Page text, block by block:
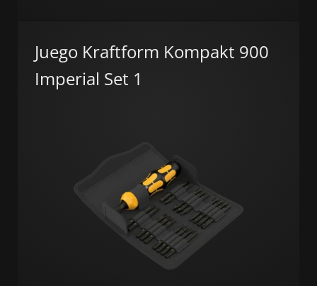
Juego Kraftform Kompakt 900
Imperial Set 1